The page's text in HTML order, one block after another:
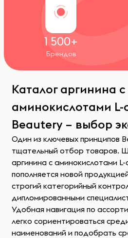
1 500+
Брендов
Каталог аргинина с
аминокислотами L-
Beautery – выбор
Один из ключевых принципов
тщательный отбор товаров.
аргинина с аминокислотами
пополняется новой
строгий категорийный
дипломированными
Удобная навигация по
легко сориентироваться
наименований и подобрать